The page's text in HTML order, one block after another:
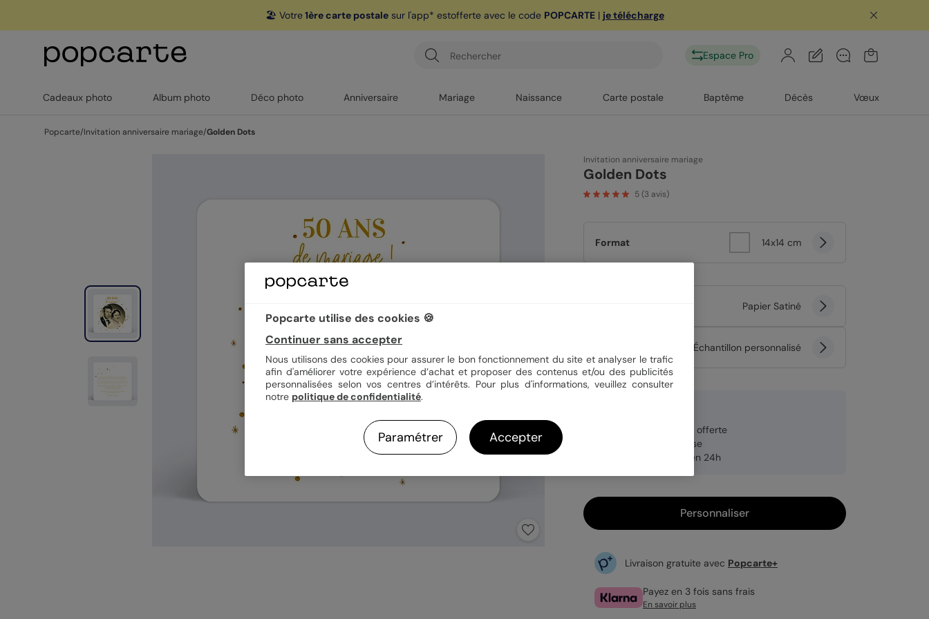
🏖️ Votre1ère carte postalesur l'app* estofferte avec le code POPCARTE| je télécharge
Espace Pro
Cadeaux photo Album photo Déco photo Anniversaire Mariage Naissance Carte postale Baptême Décès Vœux
Popcarte/Invitation anniversaire mariage/Golden Dots
Invitation anniversaire mariage
Golden Dots
5(3 avis)
Format 14x14 cm
Papier Satiné
Échantillon personnalisé
Enveloppe blanche offerte
Fabrication française
Expédition rapide en 24h
Personnaliser
Livraison gratuite avec Popcarte+
Payez en 3 fois sans frais
En savoir plus
Popcarte utilise des cookies 🍪
Continuer sans accepter
Nous utilisons des cookies pour assurer le bon fonctionnement du site et analyser le trafic
afin d'améliorer votre expérience d’achat et proposer des contenus et/ou des publicités
personnalisées selon vos centres d’intérêts. Pour plus d'informations, veuillez consulter
notre politique de confidentialité.
Paramétrer Accepter